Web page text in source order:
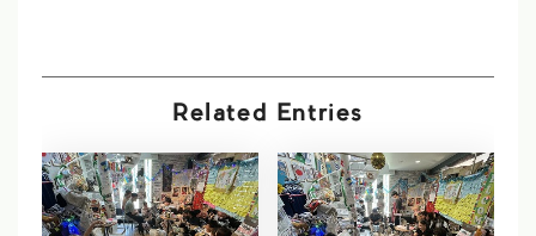
Related Entries